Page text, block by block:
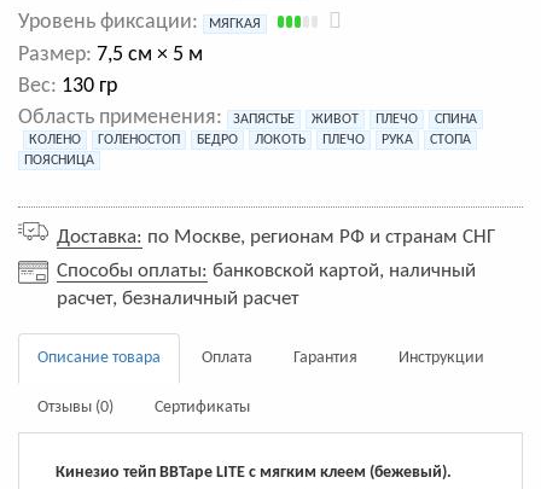
Уровень фиксации: МЯГКАЯ
Размер: 7,5 см × 5 м
Вес: 130 гр
Область применения:
ЗАПЯСТЬЕ ЖИВОТ ПЛЕЧО
СПИНА
КОЛЕНО
ГОЛЕНОСТОП БЕДРО ЛОКОТЬ ПЛЕЧО РУКА
СТОПА
ПОЯСНИЦА
Доставка: по Москве, регионам РФ и странам СНГ
Способы оплаты: банковской картой, наличный
расчет, безналичный расчет
Описание товара Оплата Гарантия Инструкции
Отзывы (0) Сертификаты
Кинезио тейп BBTape LITE c мягким клеем (бежевый).